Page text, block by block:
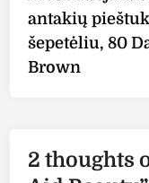
antakių
šepetėliu, 80
Brown
2 thoughts